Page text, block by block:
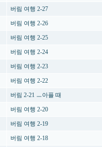
버림 여행 2-27
버림 여행 2-26
버림 여행 2-25
버림 여행 2-24
버림 여행 2-23
버림 여행 2-22
버림 2-21 ㅡ아플 때
버림 여행 2-20
버림 여행 2-19
버림 여행 2-18